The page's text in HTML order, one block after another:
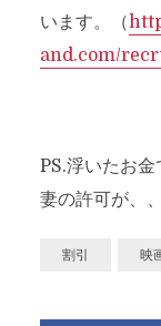
います。（
and.com/
PS.浮いたお金
妻の許可が、
割引 映